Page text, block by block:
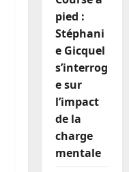
pied :
Stéphani
e Gicquel
s’interrog
e sur
l’impact
de la
charge
mentale